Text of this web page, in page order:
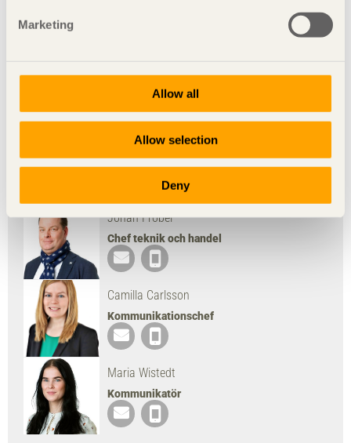
Marketing
Allow all
Allow selection
Deny
Johan Fröbel
Chef teknik och handel
Camilla Carlsson
Kommunikationschef
Maria Wistedt
Kommunikatör